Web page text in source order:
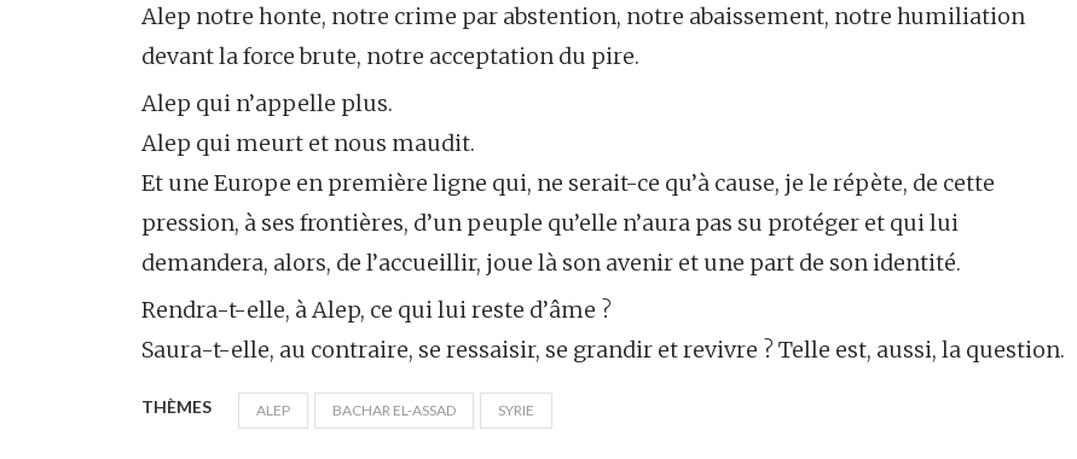
Alep notre honte, notre crime par abstention, notre abaissement, notre humiliation
devant la force brute, notre acceptation du pire.
Alep qui n’appelle plus.
Alep qui meurt et nous maudit.
Et une Europe en première ligne qui, ne serait-ce qu’à cause, je le répète, de cette
pression, à ses frontières, d’un peuple qu’elle n’aura pas su protéger et qui lui
demandera, alors, de l’accueillir, joue là son avenir et une part de son identité.
Rendra-t-elle, à Alep, ce qui lui reste d’âme ?
Saura-t-elle, au contraire, se ressaisir, se grandir et revivre ? Telle est, aussi, la question.
THÈMES ALEP BACHAR EL-ASSAD SYRIE